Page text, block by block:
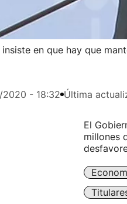
insiste en que hay que
- 18:32 Última
El
millones